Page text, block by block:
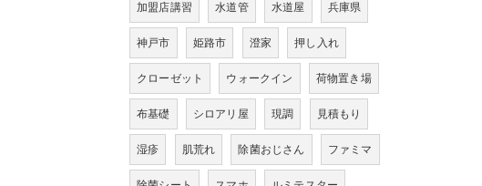
加盟店講習 水道管 水道屋 兵庫県
神戸市 姫路市 澄家 押し入れ
クローゼット ウォークイン 荷物置き場
布基礎 シロアリ屋 現調 見積もり
湿疹 肌荒れ 除菌おじさん ファミマ